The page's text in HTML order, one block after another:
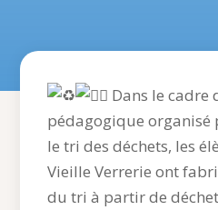
Dans le cadre
pédagogique organisé
le tri des déchets, les
Vieille Verrerie ont
du tri à partir de